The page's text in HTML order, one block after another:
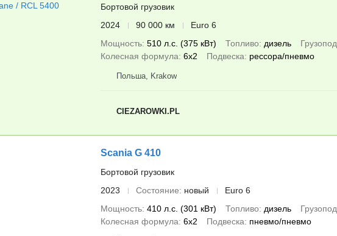
Бортовой грузовик
2024
90 000 км
Euro 6
Мощность 510 л.с. (375 кВт) Топливо дизель Грузопод.
Колесная формула 6x2 Подвеска рессора/пневмо
Польша, Krakow
CIEZAROWKI.PL
Scania G 410
Бортовой грузовик
2023
Состояние новый
Euro 6
Мощность 410 л.с. (301 кВт) Топливо дизель Грузопод.
Колесная формула 6x2 Подвеска пневмо/пневмо